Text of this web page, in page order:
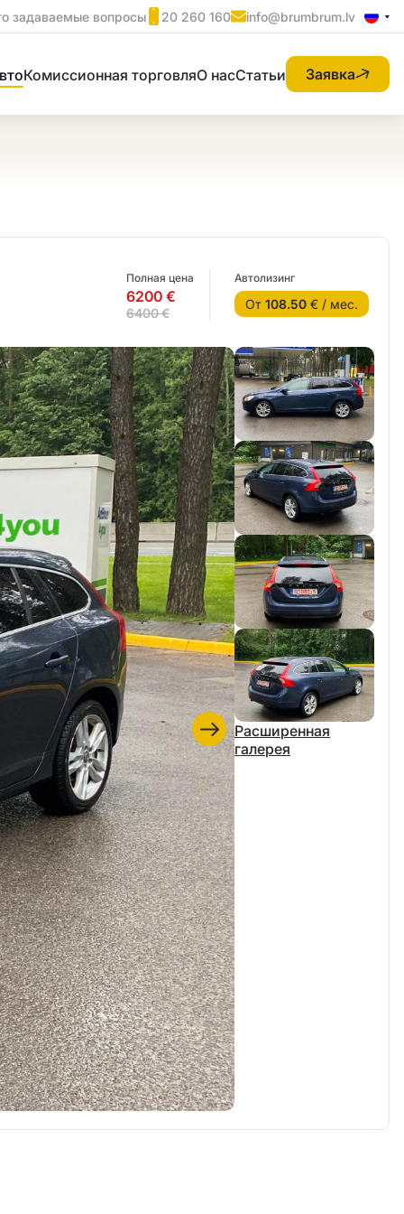
задаваемые вопросы 20 260 160 info@brumbrum.lv
Комиссионная торговляО насСтатьи Заявка
Полная цена
6200 €
6400 €
Автолизинг
От 108.50 € / мес.
Расширенная
галерея